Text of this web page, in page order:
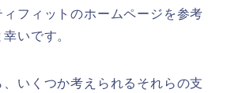
フィットのホームページを参考
いです。
いくつか考えられるそれらの支